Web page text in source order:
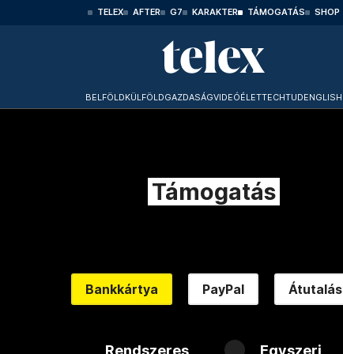
TELEX AFTER G7 KARAKTER TÁMOGATÁS SHOP
BELFÖLDKÜLFÖLDGAZDASÁGVIDEÓÉLETTECHTUDENGLISH
Támogatás
Bankkártya PayPal Átutalás
Rendszeres Egyszeri